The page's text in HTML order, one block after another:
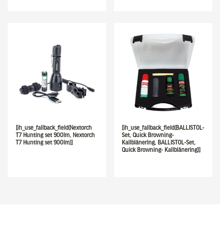
[ih_use_fallback_field(Nextorch
T7 Hunting set 900lm, Nextorch
T7 Hunting set 900lm)]
[ih_use_fallback_field(BALLISTOL-
Set, Quick Browning-
Kallblånering, BALLISTOL-Set,
Quick Browning- Kallblånering)]